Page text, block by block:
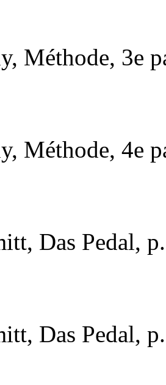
Méthode, 3e
Méthode, 4e
Das Pedal,
Das Pedal,